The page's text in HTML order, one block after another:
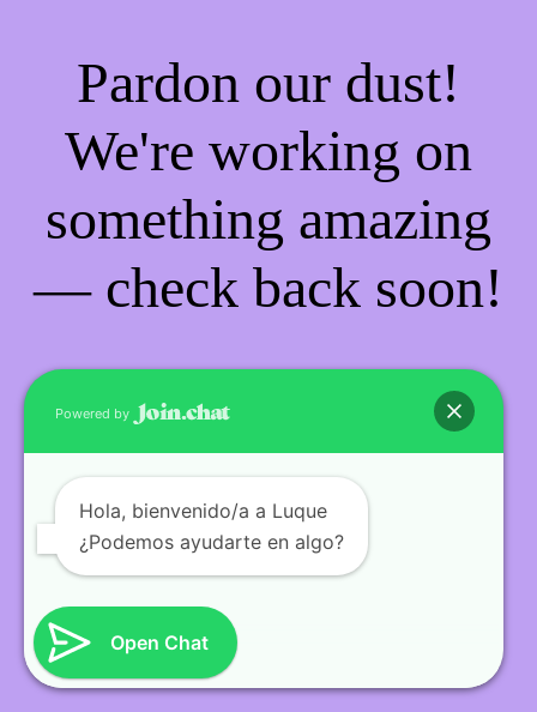
Pardon our dust!
We're working on
something amazing
— check back soon!
Powered by
Hola, bienvenido/a a Luque
¿Podemos ayudarte en algo?
Open Chat